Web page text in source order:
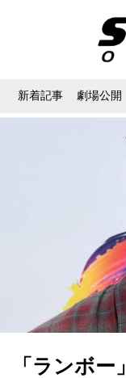
新着記事 劇場公開
「ランボ